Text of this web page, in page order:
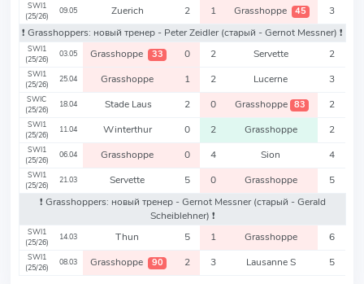
SWI1
(25/26)
09.05 Zuerich 2 1 Grasshoppe 45
3
❗️ Grasshoppers: новый тренер - Peter Zeidler(старый - Gernot Messner) ❗️
SWI1
(25/26)
03.05 Grasshoppe 33 0 2 Servette 2
SWI1
(25/26)
25.04 Grasshoppe 1 2 Lucerne 3
SWIC
(25/26)
18.04 Stade Laus 2 0 Grasshoppe 83 2
SWI1
(25/26)
11.04 Winterthur 0 2 Grasshoppe 2
SWI1
(25/26)
06.04 Grasshoppe 0 4 Sion 4
SWI1
(25/26)
21.03 Servette 5 0 Grasshoppe
5
❗️ Grasshoppers: новый тренер - Gernot Messner(старый - Gerald
Scheiblehner) ❗️
SWI1
(25/26)
14.03 Thun 5 1 Grasshoppe 6
SWI1
(25/26)
08.03 Grasshoppe 90 2 3 Lausanne S 5